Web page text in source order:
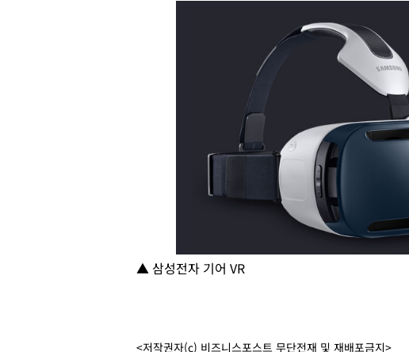
▲ 삼성전자 기어 VR
<저작권자(c) 비즈니스포스트 무단전재 및 재배포금지>